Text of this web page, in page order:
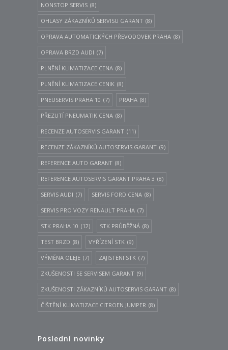
NONSTOP SERVIS (8)
OHLASY ZÁKAZNÍKŮ SERVISU GARANT (8)
OPRAVA AUTOMATICKÝCH PŘEVODOVEK PRAHA (8)
OPRAVA BRZD AUDI (7)
PLNĚNÍ KLIMATIZACE CENA (8)
PLNĚNÍ KLIMATIZACE CENIK (8)
PNEUSERVIS PRAHA 10 (7) PRAHA (8)
PŘEZUTÍ PNEUMATIK CENA (8)
RECENZE AUTOSERVIS GARANT (11)
RECENZE ZÁKAZNÍKŮ AUTOSERVIS GARANT (9)
REFERENCE AUTO GARANT (8)
REFERENCE AUTOSERVIS GARANT PRAHA 3 (8)
SERVIS AUDI (7) SERVIS FORD CENA (8)
SERVIS PRO VOZY RENAULT PRAHA (7)
STK PRAHA 10 (12) STK PRŮBĚŽNÁ (8)
TEST BRZD (8) VYŘÍZENÍ STK (9)
VÝMĚNA OLEJE (7) ZAJISTENI STK (7)
ZKUŠENOSTI SE SERVISEM GARANT (9)
ZKUŠENOSTI ZÁKAZNÍKŮ AUTOSERVIS GARANT (8)
ČIŠTĚNÍ KLIMATIZACE CITROEN JUMPER (8)
Poslední novinky